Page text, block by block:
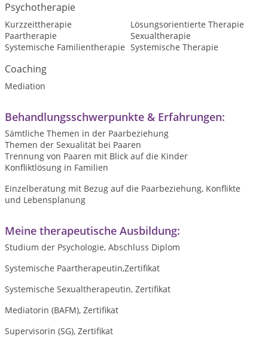
Psychotherapie
Kurzzeittherapie
Lösungsorientierte Therapie
Paartherapie
Sexualtherapie
Systemische Familientherapie Systemische Therapie
Coaching
Mediation
Behandlungsschwerpunkte & Erfahrungen:
Sämtliche Themen in der Paarbeziehung
Themen der Sexualität bei Paaren
Trennung von Paaren mit Blick auf die Kinder
Konfliktlösung in Familien
Einzelberatung mit Bezug auf die Paarbeziehung, Konflikte
und Lebensplanung
Meine therapeutische Ausbildung:
Studium der Psychologie, Abschluss Diplom
Systemische Paartherapeutin,Zertifikat
Systemische Sexualtherapeutin, Zertifikat
Mediatorin (BAFM), Zertifikat
Supervisorin (SG), Zertifikat